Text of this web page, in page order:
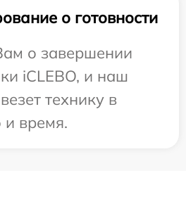
о готовности
о завершении
iCLEBO, и наш
технику в
и время.